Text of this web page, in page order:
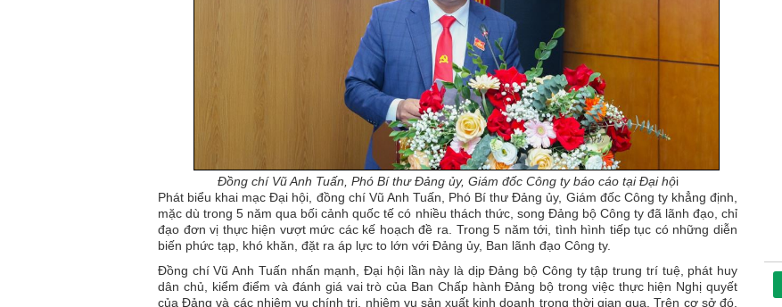
Đồng chí Vũ Anh Tuấn, Phó Bí thư Đảng ủy, Giám đốc Công ty báo cáo tại Đại hội
Phát biểu khai mạc Đại hội, đồng chí Vũ Anh Tuấn, Phó Bí thư Đảng ủy, Giám đốc Công ty khẳng định,
mặc dù trong 5 năm qua bối cảnh quốc tế có nhiều thách thức, song Đảng bộ Công ty đã lãnh đạo, chỉ
đạo đơn vị thực hiện vượt mức các kế hoạch đề ra. Trong 5 năm tới, tình hình tiếp tục có những diễn
biến phức tạp, khó khăn, đặt ra áp lực to lớn với Đảng ủy, Ban lãnh đạo Công ty.
Đồng chí Vũ Anh Tuấn nhấn mạnh, Đại hội lần này là dịp Đảng bộ Công ty tập trung trí tuệ, phát huy
dân chủ, kiểm điểm và đánh giá vai trò của Ban Chấp hành Đảng bộ trong việc thực hiện Nghị quyết
của Đảng và các nhiệm vụ chính trị, nhiệm vụ sản xuất kinh doanh trong thời gian qua. Trên cơ sở đó,